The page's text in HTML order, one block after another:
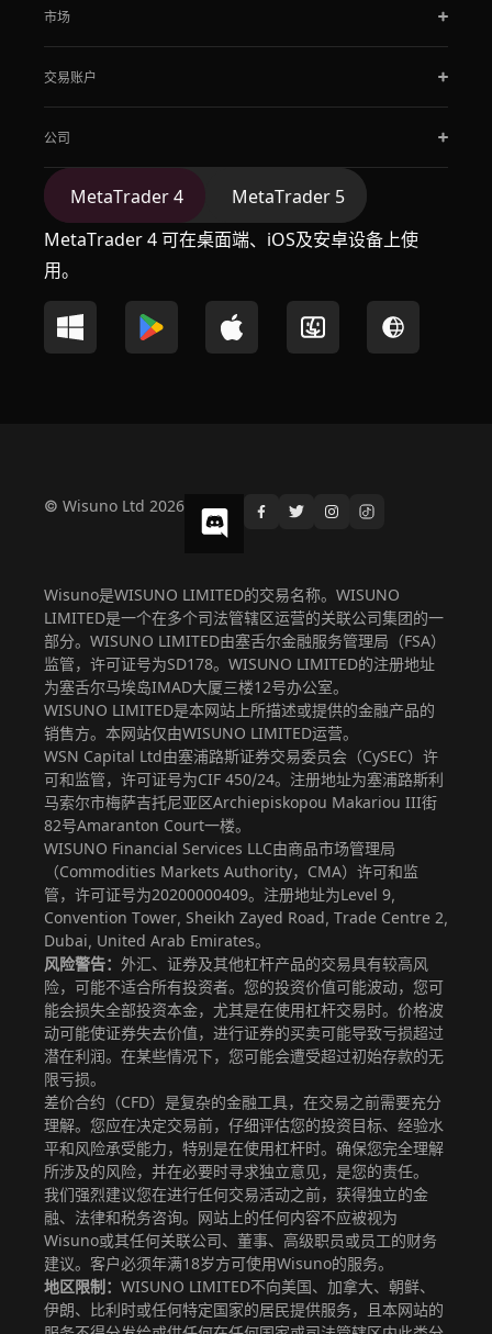
市场
交易账户
公司
MetaTrader 4
MetaTrader 5
MetaTrader 4 可在桌面端、iOS及安卓设备上使
用。
© Wisuno Ltd 2026
Wisuno是WISUNO LIMITED的交易名称。WISUNO
LIMITED是一个在多个司法管辖区运营的关联公司集团的一
部分。WISUNO LIMITED由塞舌尔金融服务管理局（FSA）
监管，许可证号为SD178。WISUNO LIMITED的注册地址
为塞舌尔马埃岛IMAD大厦三楼12号办公室。
WISUNO LIMITED是本网站上所描述或提供的金融产品的
销售方。本网站仅由WISUNO LIMITED运营。
WSN Capital Ltd由塞浦路斯证券交易委员会（CySEC）许
可和监管，许可证号为CIF 450/24。注册地址为塞浦路斯利
马索尔市梅萨吉托尼亚区Archiepiskopou Makariou III街
82号Amaranton Court一楼。
WISUNO Financial Services LLC由商品市场管理局
（Commodities Markets Authority，CMA）许可和监
管，许可证号为20200000409。注册地址为Level 9,
Convention Tower, Sheikh Zayed Road, Trade Centre 2,
Dubai, United Arab Emirates。
风险警告： 外汇、证券及其他杠杆产品的交易具有较高风
险，可能不适合所有投资者。您的投资价值可能波动，您可
能会损失全部投资本金，尤其是在使用杠杆交易时。价格波
动可能使证券失去价值，进行证券的买卖可能导致亏损超过
潜在利润。在某些情况下，您可能会遭受超过初始存款的无
限亏损。
差价合约（CFD）是复杂的金融工具，在交易之前需要充分
理解。您应在决定交易前，仔细评估您的投资目标、经验水
平和风险承受能力，特别是在使用杠杆时。确保您完全理解
所涉及的风险，并在必要时寻求独立意见，是您的责任。
我们强烈建议您在进行任何交易活动之前，获得独立的金
融、法律和税务咨询。网站上的任何内容不应被视为
Wisuno或其任何关联公司、董事、高级职员或员工的财务
建议。客户必须年满18岁方可使用Wisuno的服务。
地区限制： WISUNO LIMITED不向美国、加拿大、朝鲜、
伊朗、比利时或任何特定国家的居民提供服务，且本网站的